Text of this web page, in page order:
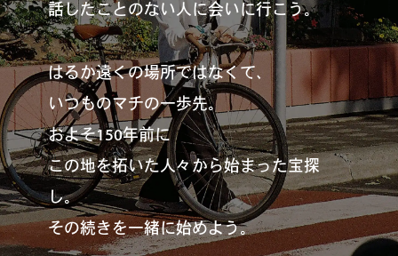
#狸の一歩
#この車と暮らす理由
#日帰り遠足
話したことのない人に会いに行こう。
はるか遠くの場所ではなくて、
いつものマチの一歩先。
およそ150年前に
この地を拓いた人々から始まった宝探
し。
その続きを一緒に始めよう。